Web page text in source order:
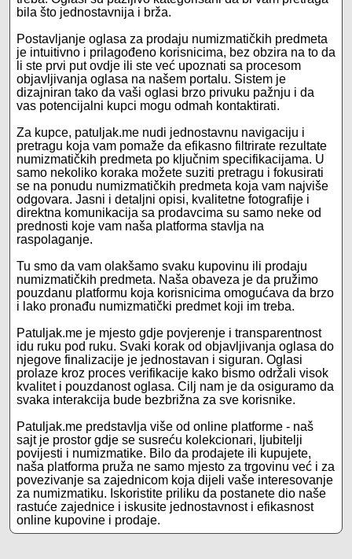
bila što jednostavnija i brža.
Postavljanje oglasa za prodaju numizmatičkih predmeta
je intuitivno i prilagođeno korisnicima, bez obzira na to da
li ste prvi put ovdje ili ste već upoznati sa procesom
objavljivanja oglasa na našem portalu. Sistem je
dizajniran tako da vaši oglasi brzo privuku pažnju i da
vas potencijalni kupci mogu odmah kontaktirati.
Za kupce, patuljak.me nudi jednostavnu navigaciju i
pretragu koja vam pomaže da efikasno filtrirate rezultate
numizmatičkih predmeta po ključnim specifikacijama. U
samo nekoliko koraka možete suziti pretragu i fokusirati
se na ponudu numizmatičkih predmeta koja vam najviše
odgovara. Jasni i detaljni opisi, kvalitetne fotografije i
direktna komunikacija sa prodavcima su samo neke od
prednosti koje vam naša platforma stavlja na
raspolaganje.
Tu smo da vam olakšamo svaku kupovinu ili prodaju
numizmatičkih predmeta. Naša obaveza je da pružimo
pouzdanu platformu koja korisnicima omogućava da brzo
i lako pronađu numizmatički predmet koji im treba.
Patuljak.me je mjesto gdje povjerenje i transparentnost
idu ruku pod ruku. Svaki korak od objavljivanja oglasa do
njegove finalizacije je jednostavan i siguran. Oglasi
prolaze kroz proces verifikacije kako bismo održali visok
kvalitet i pouzdanost oglasa. Cilj nam je da osiguramo da
svaka interakcija bude bezbrižna za sve korisnike.
Patuljak.me predstavlja više od online platforme - naš
sajt je prostor gdje se susreću kolekcionari, ljubitelji
povijesti i numizmatike. Bilo da prodajete ili kupujete,
naša platforma pruža ne samo mjesto za trgovinu već i za
povezivanje sa zajednicom koja dijeli vaše interesovanje
za numizmatiku. Iskoristite priliku da postanete dio naše
rastuće zajednice i iskusite jednostavnost i efikasnost
online kupovine i prodaje.